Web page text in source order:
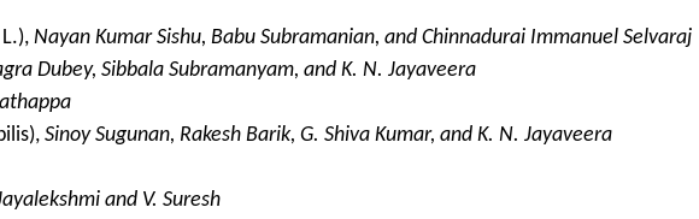
Nayan Kumar Sishu, Babu Subramanian, and Chinnadurai Immanuel Selvaraj
Dubey, Sibbala Subramanyam, and K. N. Jayaveera
Sinoy Sugunan, Rakesh Barik, G. Shiva Kumar, and K. N. Jayaveera
and V. Suresh